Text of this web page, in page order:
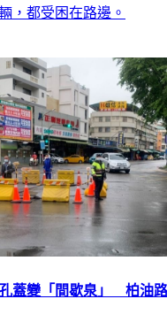
，都受困在路邊。
蓋變「間歇泉」 柏油